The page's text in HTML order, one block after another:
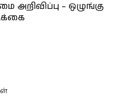
அறிவிப்பு – ஒழுங்கு